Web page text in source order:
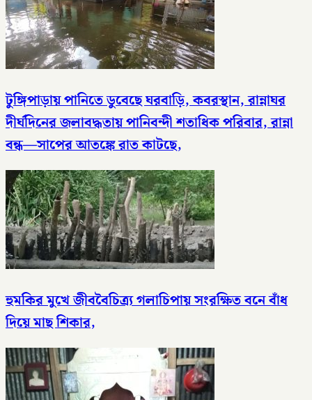
টুঙ্গিপাড়ায় পানিতে ডুবেছে ঘরবাড়ি, কবরস্থান, রান্নাঘর
দীর্ঘদিনের জলাবদ্ধতায় পানিবন্দী শতাধিক পরিবার, রান্না
বন্ধ—সাপের আতঙ্কে রাত কাটছে,
হুমকির মুখে জীববৈচিত্র্য গলাচিপায় সংরক্ষিত বনে বাঁধ
দিয়ে মাছ শিকার,